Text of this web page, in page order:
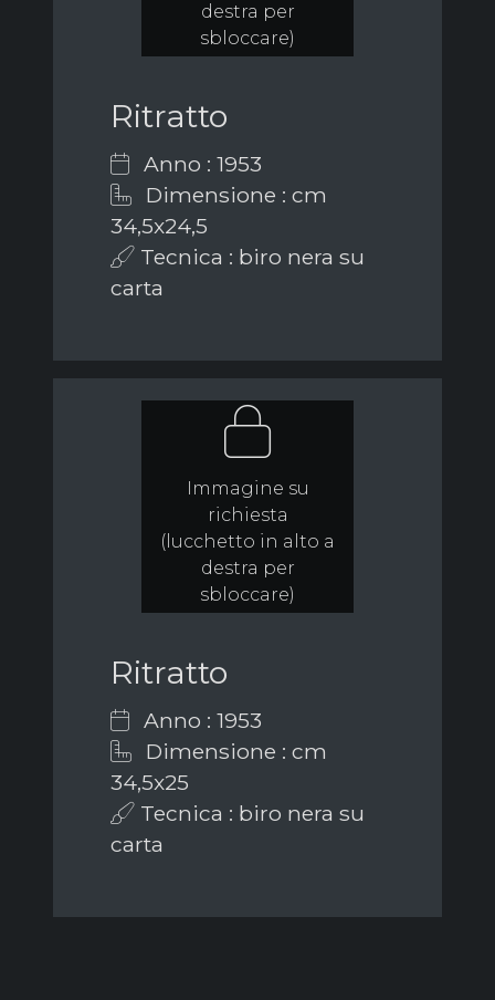
destra per
sbloccare)
Ritratto
Anno : 1953
Dimensione : cm
34,5x24,5
Tecnica : biro nera su
carta
Immagine su
richiesta
(lucchetto in alto a
destra per
sbloccare)
Ritratto
Anno : 1953
Dimensione : cm
34,5x25
Tecnica : biro nera su
carta